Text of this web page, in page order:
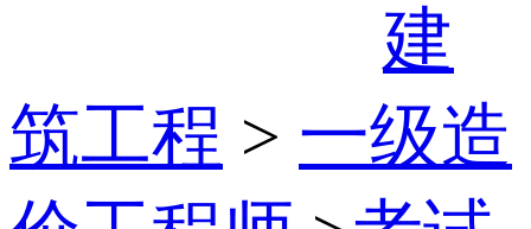
建
筑工程 > 一级造